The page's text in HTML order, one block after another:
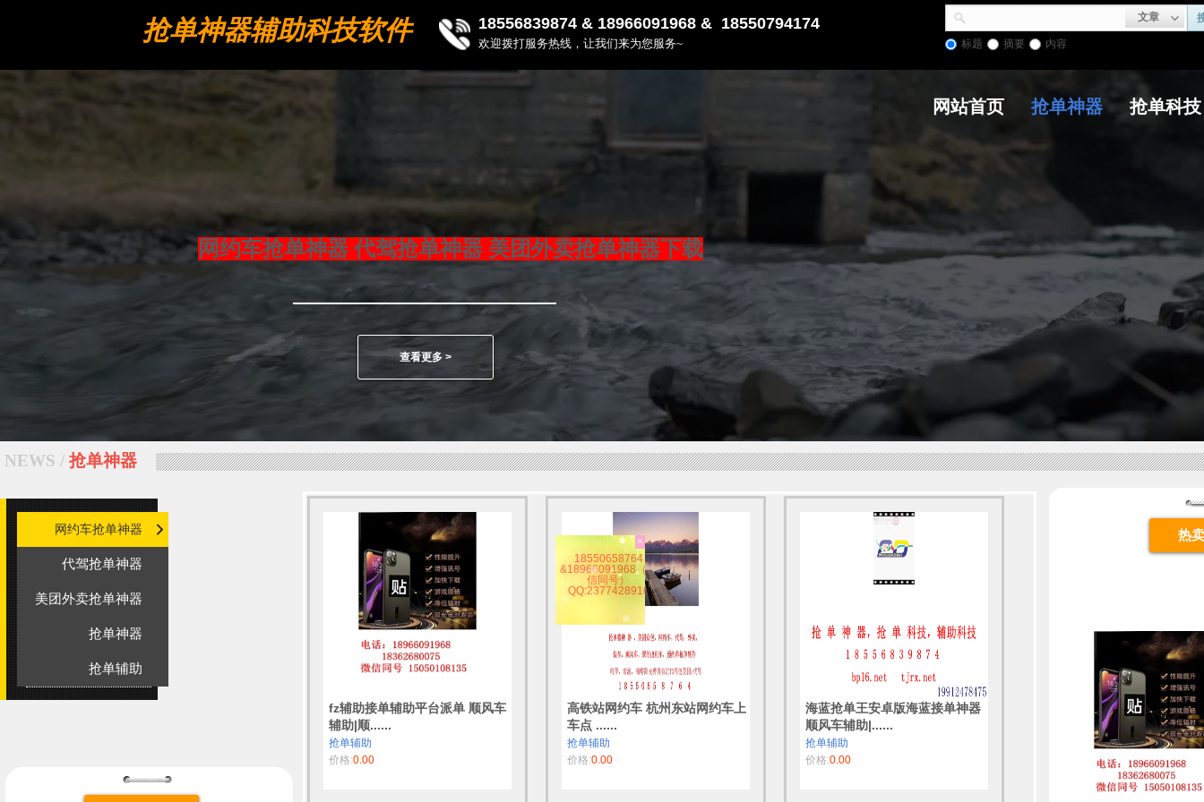
网站首页 抢单神器 抢单科技
网约车抢单神器 代驾抢单神器 美团外卖抢单神器下载
查看更多 >
NEWS / 抢单神器
热
fz辅助接单辅助平台派单 顺风车
辅助|顺......
抢单辅助
价格:0.00
高铁站网约车 杭州东站网约车上
车点 ......
抢单辅助
价格:0.00
海蓝抢单王安卓版海蓝接单神器
顺风车辅助|......
抢单辅助
价格:0.00
网约车抢单神器
代驾抢单神器
美团外卖抢单神器
抢单神器
抢单辅助
抢单神器辅助科技软件
工具
18556839874 & 18966091968 & 18550794174
欢迎拨打服务热线，让我们来为您服务~
文章
标题 摘要 内容
18550658764
&18966091968（微
信同号）
QQ:2377428916